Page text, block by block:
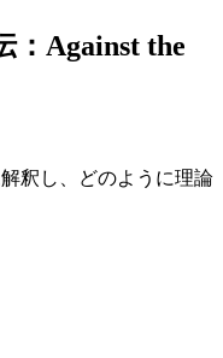
：Against the
釈し、どのように理論